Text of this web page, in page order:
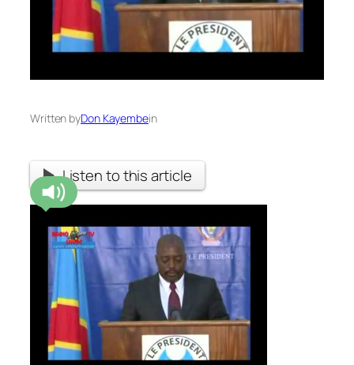
Written byDon Kayembein
Listen to this article